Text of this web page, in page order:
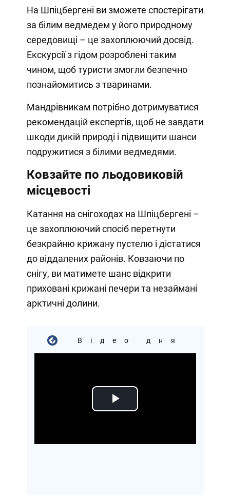
На Шпіцбергені ви зможете спостерігати
за білим ведмедем у його природному
середовищі – це захоплюючий досвід.
Екскурсії з гідом розроблені таким
чином, щоб туристи змогли безпечно
познайомитись з тваринами.
Мандрівникам потрібно дотримуватися
рекомендацій експертів, щоб не завдати
шкоди дикій природі і підвищити шанси
подружитися з білими ведмедями.
Ковзайте по льодовиковій
місцевості
Катання на снігоходах на Шпіцбергені –
це захоплюючий спосіб перетнути
безкрайню крижану пустелю і дістатися
до віддалених районів. Ковзаючи по
снігу, ви матимете шанс відкрити
приховані крижані печери та незаймані
арктичні долини.
Відео дня
Play